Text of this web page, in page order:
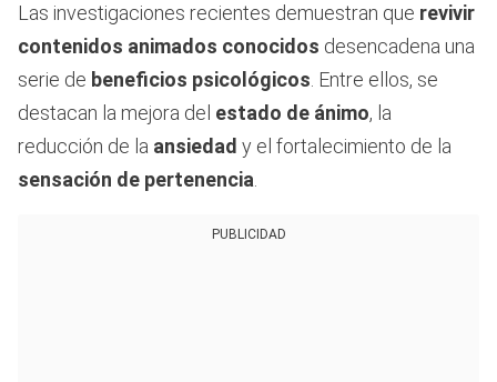
Las investigaciones recientes demuestran que revivir
contenidos animados conocidos desencadena una
serie de beneficios psicológicos. Entre ellos, se
destacan la mejora del estado de ánimo, la
reducción de la ansiedad y el fortalecimiento de la
sensación de pertenencia.
PUBLICIDAD